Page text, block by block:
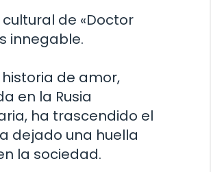
de «Doctor
innegable.
de amor,
en la Rusia
ha trascendido el
dejado una huella
la sociedad.